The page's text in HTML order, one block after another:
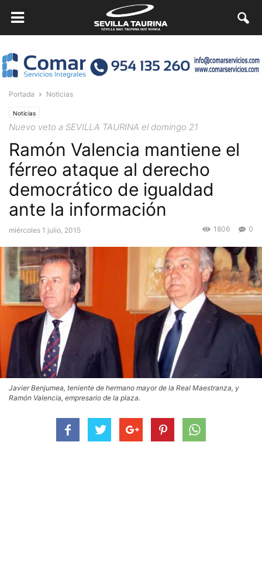
Portada Noticias
Noticias
Nuevo veto a SEVILLA TAURINA el domingo 21
Ramón Valencia mantiene el
férreo ataque al derecho
democrático de igualdad
ante la información
miércoles 1 julio, 2015 0
1806
Javier Benjumea, teniente de hermano mayor de la Real Maestranza, y
Ramón Valencia, empresario de la plaza.